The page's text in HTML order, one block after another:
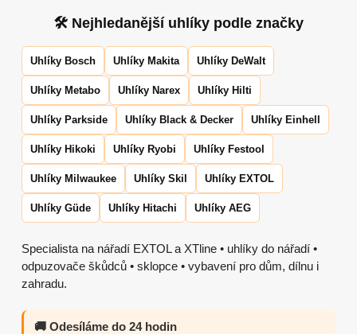
🛠 Nejhledanější uhlíky podle značky
Uhlíky Bosch Uhlíky Makita Uhlíky DeWalt
Uhlíky Metabo Uhlíky Narex Uhlíky Hilti
Uhlíky Parkside Uhlíky Black & Decker Uhlíky Einhell
Uhlíky Hikoki Uhlíky Ryobi Uhlíky Festool
Uhlíky Milwaukee Uhlíky Skil Uhlíky EXTOL
Uhlíky Güde Uhlíky Hitachi Uhlíky AEG
Specialista na nářadí EXTOL a XTline • uhlíky do nářadí •
odpuzovače škůdců • sklopce • vybavení pro dům, dílnu i
zahradu.
🚚 Odesíláme do 24 hodin